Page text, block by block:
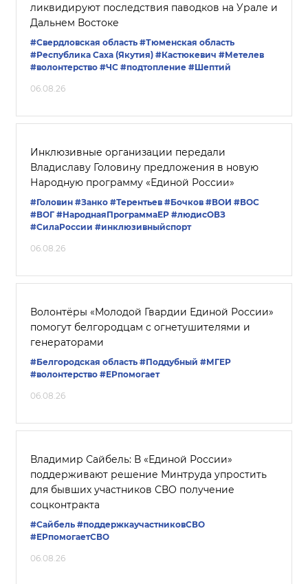
ликвидируют последствия паводков на Урале и
Дальнем Востоке
#Свердловская область #Тюменская область
#Республика Саха (Якутия) #Кастюкевич #Метелев
#волонтерство #ЧС #подтопление #Шептий
06.08.26
Инклюзивные организации передали
Владиславу Головину предложения в новую
Народную программу «Единой России»
#Головин #Занко #Терентьев #Бочков #ВОИ #ВОС
#ВОГ #НароднаяПрограммаЕР #людисОВЗ
#СилаРоссии #инклюзивныйспорт
06.08.26
Волонтёры «Молодой Гвардии Единой России»
помогут белгородцам с огнетушителями и
генераторами
#Белгородская область #Поддубный #‎МГЕР‬
#волонтерство #ЕРпомогает
06.08.26
Владимир Сайбель: В «Единой России»
поддерживают решение Минтруда упростить
для бывших участников СВО получение
соцконтракта
#Сайбель #поддержкаучастниковСВО
#ЕРпомогаетСВО
06.08.26